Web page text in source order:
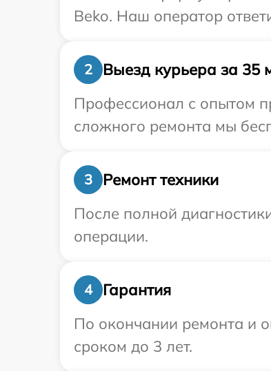
Beko. Наш оператор
2
Выезд курьера за 35
Профессионал с опытом
сложного ремонта мы
3
Ремонт техники
После полной
операции.
4
Гарантия
По окончании ремонта и
сроком до 3 лет.